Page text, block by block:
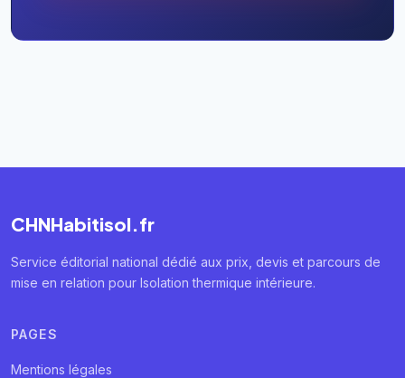
CHNHabitisol.fr
Service éditorial national dédié aux prix, devis et parcours de
mise en relation pour Isolation thermique intérieure.
PAGES
Mentions légales